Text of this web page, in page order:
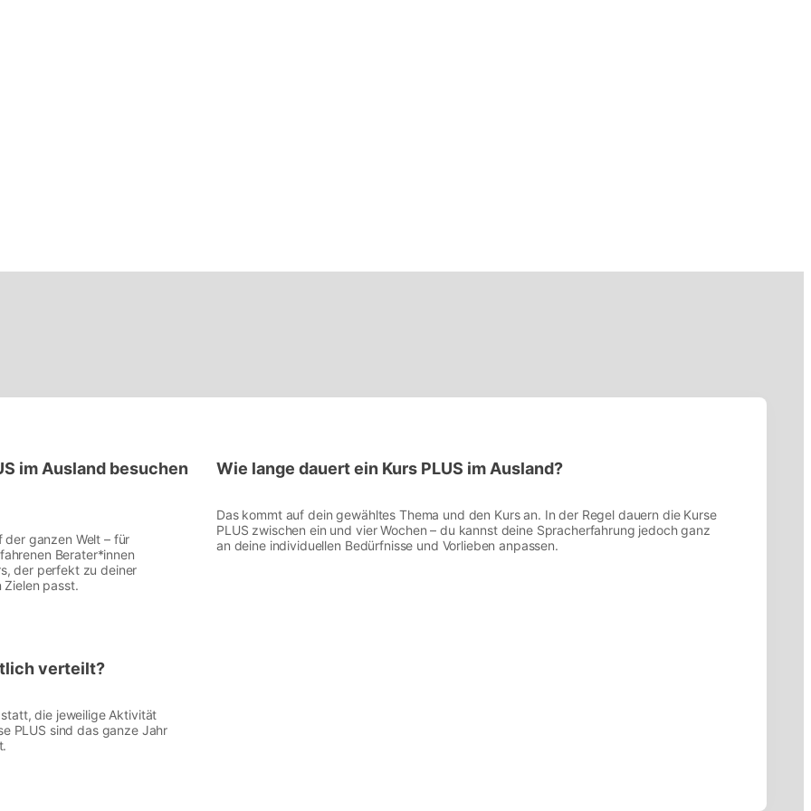
im Ausland besuchen
der ganzen Welt – für
Berater*innen
der perfekt zu deiner
Zielen passt.
Wie lange dauert ein Kurs PLUS im Ausland?
Das kommt auf dein gewähltes Thema und den Kurs an. In der Regel dauern die Kurse
PLUS zwischen ein und vier Wochen – du kannst deine Spracherfahrung jedoch ganz
an deine individuellen Bedürfnisse und Vorlieben anpassen.
verteilt?
die jeweilige Aktivität
PLUS sind das ganze Jahr